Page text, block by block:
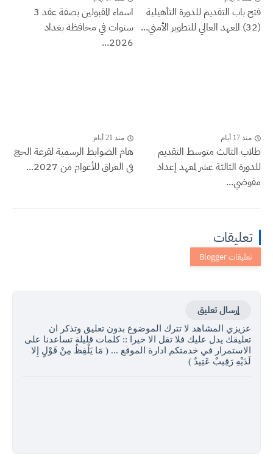
فتح باب التقديم للدورة التأهيلية
(32) المعهد العالي للتطوير الأمني...
اسماء المقبولين بصفة عقد 3
سنوات في محافظة بغداد
2026...
منذ 17 أيام
طلاب الثالث متوسط التقديم
للدورة الثالثة عشر لمعهد إعداد
مفوضي...
منذ 21 أيام
هام الضوابط الرسمية لقرعة الحج
في العراق للأعوام من 2027...
تعليقات
إرسال تعليق
عزيزي المشاهد لا تترك الموضوع بدون تعليق وتذكر ان
تعليقك يدل عليك فلا تقل الا خيرا :: كلمات قليلة تساعدنا على
الاستمرار في خدمتكم ادارة الموقع ... ( مَا يَلْفِظُ مِنْ قَوْلٍ إِلا
لَدَيْهِ رَقِيبٌ عَتِيدٌ )